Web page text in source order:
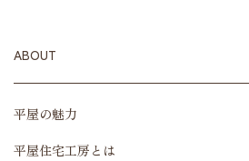
ABOUT
平屋の魅力
平屋住宅工房とは